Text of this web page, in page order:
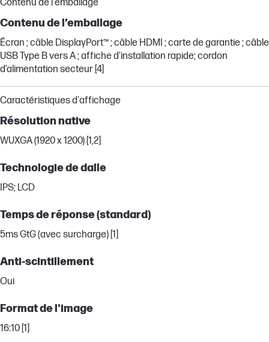
Contenu de l'emballage
Contenu de l’emballage
Écran ; câble DisplayPort™ ; câble HDMI ; carte de garantie ; câble
USB Type B vers A ; affiche d’installation rapide; cordon
d’alimentation secteur [4]
Caractéristiques d'affichage
Résolution native
WUXGA (1920 x 1200) [1,2]
Technologie de dalle
IPS; LCD
Temps de réponse (standard)
5ms GtG (avec surcharge) [1]
Anti-scintillement
Oui
Format de l'image
16:10 [1]